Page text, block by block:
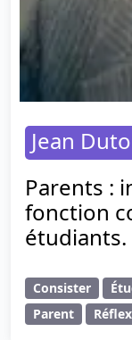
Jean
Parents :
fonction
étudiants.
Consister
Parent